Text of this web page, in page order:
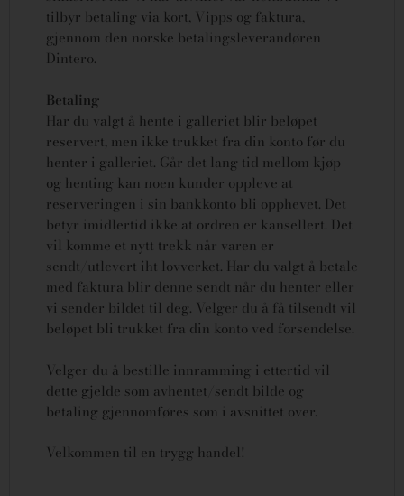
tilbyr betaling via kort, Vipps og faktura,
gjennom den norske betalingsleverandøren
Dintero.
Betaling
Har du valgt å hente i galleriet blir beløpet
reservert, men ikke trukket fra din konto før du
henter i galleriet. Går det lang tid mellom kjøp
og henting kan noen kunder oppleve at
reserveringen i sin bankkonto bli opphevet. Det
betyr imidlertid ikke at ordren er kansellert. Det
vil komme et nytt trekk når varen er
sendt/utlevert iht lovverket. Har du valgt å betale
med faktura blir denne sendt når du henter eller
vi sender bildet til deg. Velger du å få tilsendt vil
beløpet bli trukket fra din konto ved forsendelse.
Velger du å bestille innramming i ettertid vil
dette gjelde som avhentet/sendt bilde og
betaling gjennomføres som i avsnittet over.
Velkommen til en trygg handel!